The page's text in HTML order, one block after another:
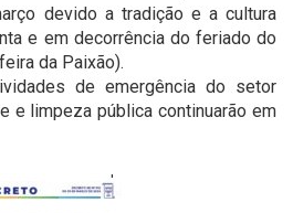
devido a tradição e a cultura
e em decorrência do feriado do
da Paixão).
de emergência do setor
e limpeza pública continuarão em
'